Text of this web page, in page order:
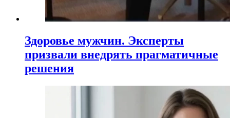
Здоровье мужчин. Эксперты
призвали внедрять прагматичные
решения